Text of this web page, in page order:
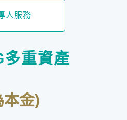
人服務
重資產
金)